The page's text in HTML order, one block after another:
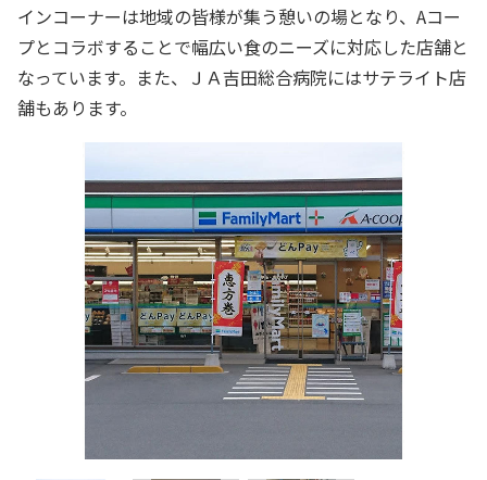
インコーナーは地域の皆様が集う憩いの場となり、Aコー
プとコラボすることで幅広い食のニーズに対応した店舗と
なっています。また、ＪＡ吉田総合病院にはサテライト店
舗もあります。